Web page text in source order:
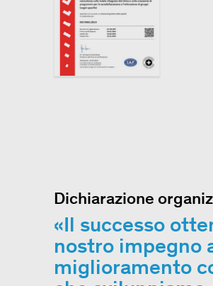
Dichiarazione
Il successo
nostro impegno
miglioramento